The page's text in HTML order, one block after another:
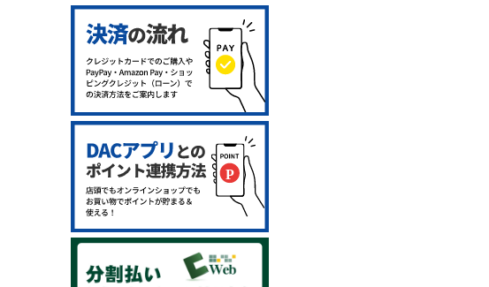
ファゴット
トランペット
トロンボーン
フレンチホルン
ユーフォニアム
チューバ
サクソフォーン
オーボエ・イングリッシュホ
ルン
トロンボーン
フレンチホルン
ユーフォニアム・チューバ
金管アンサンブル